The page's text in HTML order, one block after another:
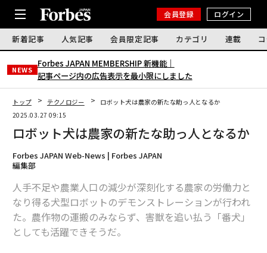
会員登録 ログイン
新着記事 人気記事 会員限定記事 カテゴリ 連載
NEWS
Forbes JAPAN MEMBERSHIP 新機能｜
記事ページ内の広告表示を最小限にしました
トップ テクノロジー
ロボット犬は農家の新たな助っ人となるか
2025.03.27 09:15
ロボット犬は農家の新たな助っ人となるか
Forbes JAPAN Web-News | Forbes JAPAN
編集部
人手不足や農業人口の減少が深刻化する農家の労働力と
なり得る犬型ロボットのデモンストレーションが行われ
た。農作物の運搬のみならず、害獣を追い払う「番犬」
としても活躍できそうだ。